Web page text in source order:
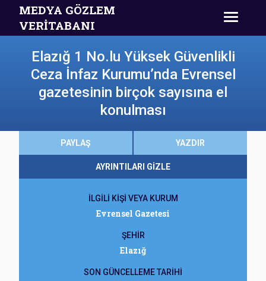
MEDYA GÖZLEM
VERİTABANI
Elazığ 1 No.lu Yüksek Güvenlikli
Ceza İnfaz Kurumu’nda Evrensel
gazetesinin birçok sayısına el
konulması
PAYLAŞ YAZDIR
AYRINTILARI GİZLE
İLGİLİ KİŞİ VEYA KURUM
Evrensel Gazetesi
ŞEHİR
Elazığ
SON GÜNCELLEME TARİHİ